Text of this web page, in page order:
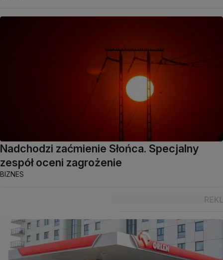
Nadchodzi zaćmienie Słońca. Specjalny
zespół oceni zagrożenie
BIZNES